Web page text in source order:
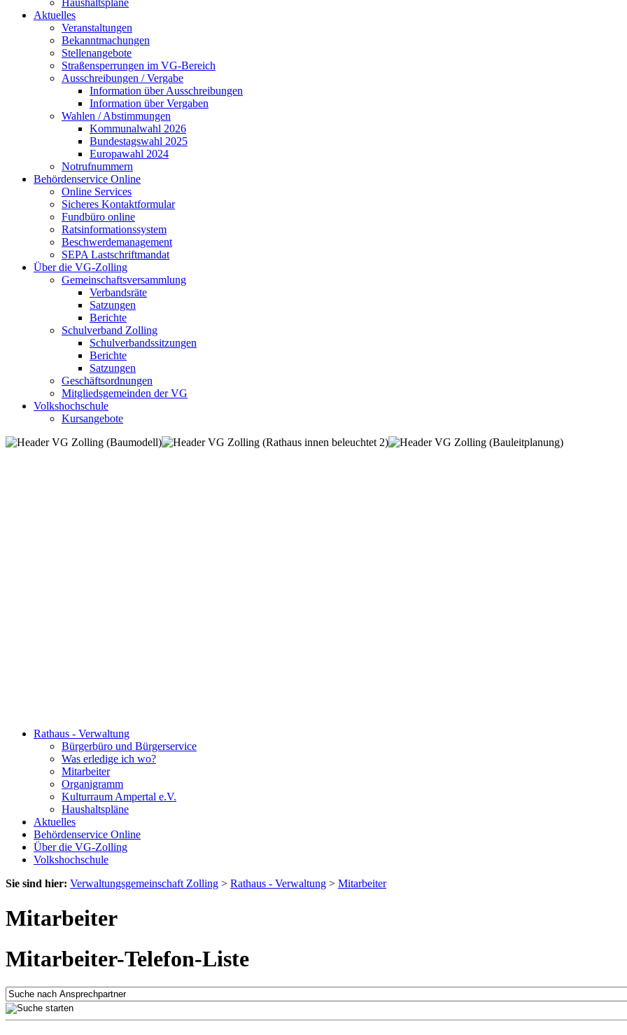
Haushaltspläne
Aktuelles
Veranstaltungen
Bekanntmachungen
Stellenangebote
Straßensperrungen im VG-Bereich
Ausschreibungen / Vergabe
Information über Ausschreibungen
Information über Vergaben
Wahlen / Abstimmungen
Kommunalwahl 2026
Bundestagswahl 2025
Europawahl 2024
Notrufnummern
Behördenservice Online
Online Services
Sicheres Kontaktformular
Fundbüro online
Ratsinformationssystem
Beschwerdemanagement
SEPA Lastschriftmandat
Über die VG-Zolling
Gemeinschaftsversammlung
Verbandsräte
Satzungen
Berichte
Schulverband Zolling
Schulverbandssitzungen
Berichte
Satzungen
Geschäftsordnungen
Mitgliedsgemeinden der VG
Volkshochschule
Kursangebote
Rathaus - Verwaltung
Bürgerbüro und Bürgerservice
Was erledige ich wo?
Mitarbeiter
Organigramm
Kulturraum Ampertal e.V.
Haushaltspläne
Aktuelles
Behördenservice Online
Über die VG-Zolling
Volkshochschule
Sie sind hier: Verwaltungsgemeinschaft Zolling > Rathaus - Verwaltung > Mitarbeiter
Mitarbeiter
Mitarbeiter-Telefon-Liste